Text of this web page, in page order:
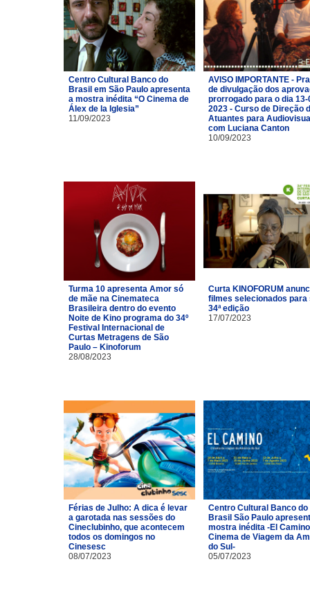
Centro Cultural Banco do
Brasil em São Paulo apresenta
a mostra inédita “O Cinema de
Álex de la Iglesia”
11/09/2023
AVISO IMPORTANTE -
de divulgação dos
prorrogado para o dia 13-
2023 - Curso de Direção
Atuantes para
com Luciana Canton
10/09/2023
Turma 10 apresenta Amor só
de mãe na Cinemateca
Brasileira dentro do evento
Noite de Kino programa do 34º
Festival Internacional de
Curtas Metragens de São
Paulo – Kinoforum
28/08/2023
Curta KINOFORUM
filmes selecionados para
34ª edição
17/07/2023
Férias de Julho: A dica é levar
a garotada nas sessões do
Cineclubinho, que acontecem
todos os domingos no
Cinesesc
08/07/2023
Centro Cultural Banco do
Brasil São Paulo
mostra inédita -El
Cinema de Viagem da
do Sul-
05/07/2023